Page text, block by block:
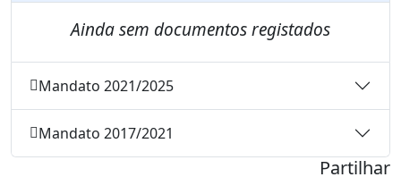
Ainda sem documentos registados
Mandato 2021/2025
Mandato 2017/2021
Partilhar